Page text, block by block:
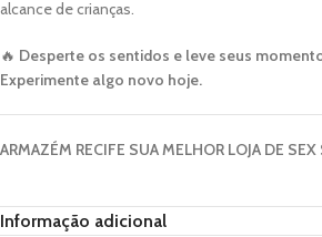
alcance de crianças.
🔥 Desperte os sentidos e leve seus
Experimente algo novo hoje.
ARMAZÉM RECIFE SUA MELHOR LOJA DE
Informação adicional